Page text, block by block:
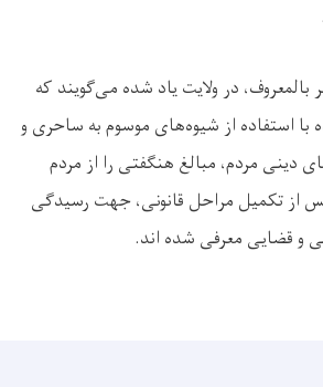
بالمعروف، در ولایت یاد شده می‌گویند که
با استفاده از شیوه‌های موسوم به ساحری و
دینی مردم، مبالغ هنگفتی را از مردم
از تکمیل مراحل قانونی، جهت رسیدگی
و قضایی معرفی شده‌ اند.